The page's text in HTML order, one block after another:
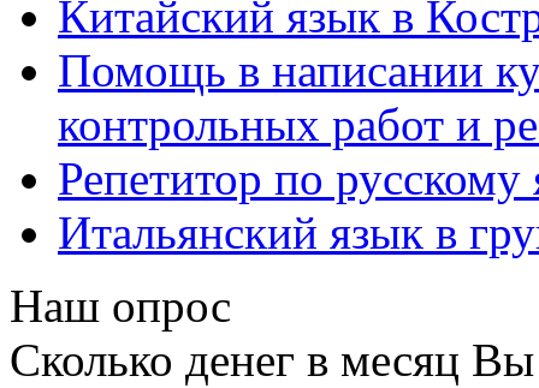
Китайский язык в
Помощь в написании
контрольных работ и
Репетитор по русскому
Итальянский язык в
Наш опрос
Сколько денег в месяц